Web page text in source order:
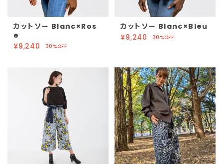
カットソー Blanc×Ros
e
¥9,240
30%OFF
カットソー Blanc×Bleu
¥9,240
30%OFF